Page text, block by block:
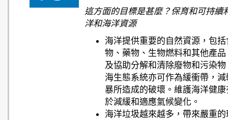
這方面的目標是甚麼？保育和可持續
洋和海洋資源
海洋提供重要的自然資源，包括
物、藥物、生物燃料和其他產品
及協助分解和清除廢物和污染物
海生態系統亦可作為緩衝帶，減
暴所造成的破壞。維護海洋健康
於減緩和適應氣候變化。
海洋垃圾越來越多，帶來嚴重的